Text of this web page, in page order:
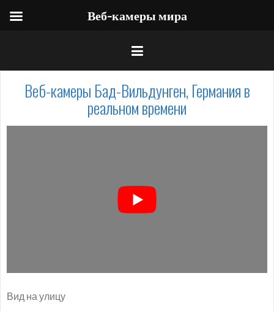
Веб-камеры Бад-Вильдунген, Германия в
реальном времени
Вид на улицу
Веб-камеры мира